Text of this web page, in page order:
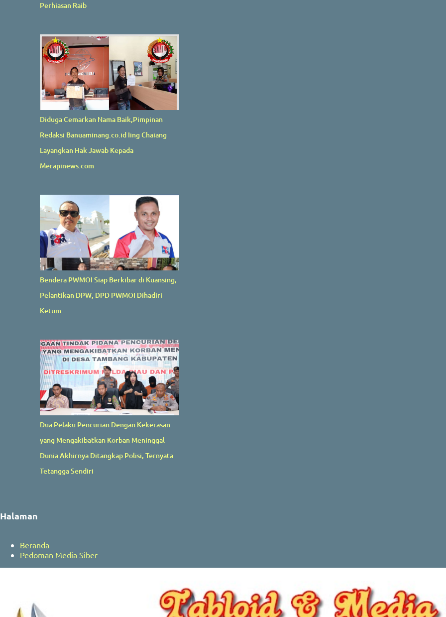
Perhiasan Raib
Diduga Cemarkan Nama Baik,Pimpinan
Redaksi Banuaminang.co.id Iing Chaiang
Layangkan Hak Jawab Kepada
Merapinews.com
Bendera PWMOI Siap Berkibar di Kuansing,
Pelantikan DPW, DPD PWMOI Dihadiri
Ketum
Dua Pelaku Pencurian Dengan Kekerasan
yang Mengakibatkan Korban Meninggal
Dunia Akhirnya Ditangkap Polisi, Ternyata
Tetangga Sendiri
Halaman
Beranda
Pedoman Media Siber